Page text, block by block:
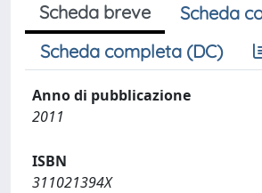
Scheda breve
Scheda
Scheda completa (DC)
Anno di pubblicazione
2011
ISBN
311021394X